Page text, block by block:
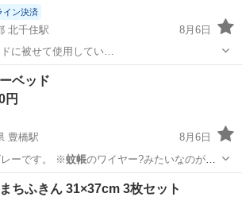
イン決済
北千住駅
8月6日
に被せて使用してい…
千住駅
ベッド
円
豊橋駅
8月6日
いかがですか？ 色はグレーです。 ※蚊帳のワイヤー?みたいなのが出
駅 ベビー用品 蚊帳
ちふきん 31×37cm 3枚セット